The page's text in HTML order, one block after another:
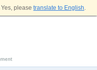
Yes, please translate to English.